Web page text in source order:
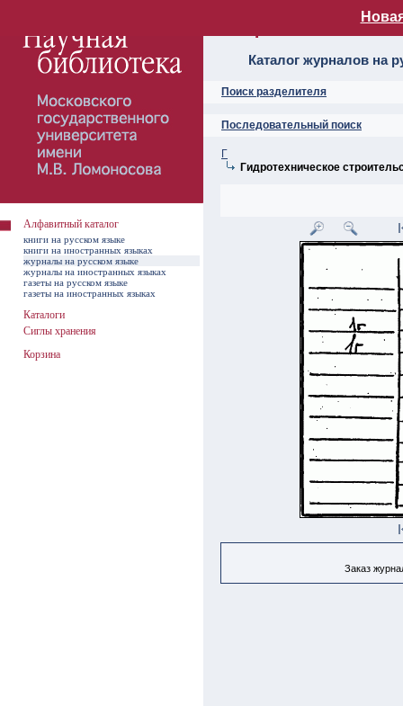
Алфавитный
Каталог журналов на
Поиск разделителя
Последовательный поиск
Г
Гидротехническое
Заказ
Алфавитный каталог
книги на русском языке
книги на иностранных языках
журналы на русском языке
журналы на иностранных языках
газеты на русском языке
газеты на иностранных языках
Каталоги
Сиглы хранения
Корзина